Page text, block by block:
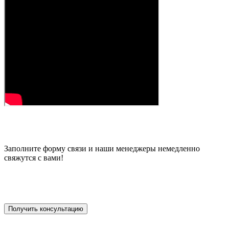
Заполните форму связи и наши менеджеры немедленно
свяжутся с вами!
Получить консультацию